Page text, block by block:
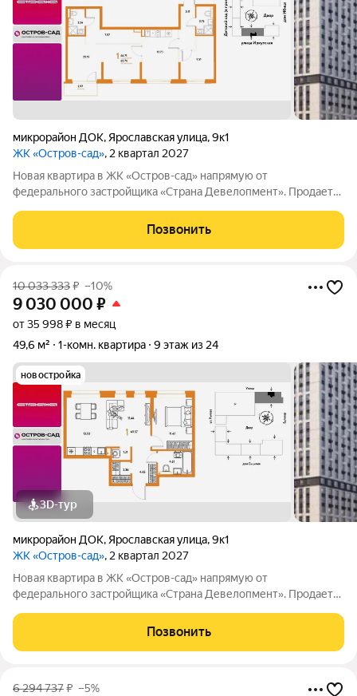
микрорайон ДОК, Ярославская улица,9к1
ЖК «Остров-сад», 2 квартал 2027
Новая квартира в ЖК «Остров-сад» напрямую от
федерального застройщика «Страна Девелопмент». Продается
Девелопмент. Площадь квартиры 66,71 кв. м. Жилой комплекс
Позвонить
10 033 333₽ –10%
9 030 000 ₽
от 35 998 ₽ в месяц
49,6 м²
1-комн. квартира 9 этаж из 24
новостройка
3D-тур
микрорайон ДОК, Ярославская улица,9к1
ЖК «Остров-сад», 2 квартал 2027
Новая квартира в ЖК «Остров-сад» напрямую от
федерального застройщика «Страна Девелопмент». Продается
Девелопмент. Площадь квартиры 49,57 кв. м. Жилой комплекс
Позвонить
6 294 737₽ –5%